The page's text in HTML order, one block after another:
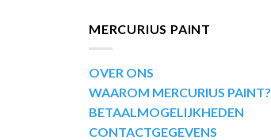
MERCURIUS PAINT
OVER ONS
WAAROM MERCURIUS PAINT?
BETAALMOGELIJKHEDEN
CONTACTGEGEVENS